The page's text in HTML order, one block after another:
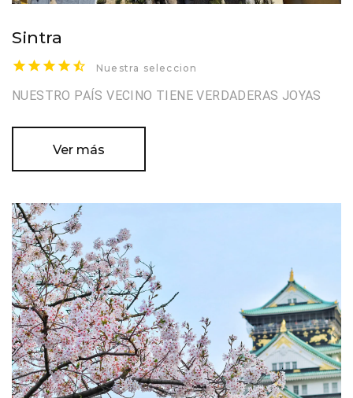
Sintra
Nuestra seleccion
NUESTRO PAÍS VECINO TIENE VERDADERAS JOYAS
Ver más